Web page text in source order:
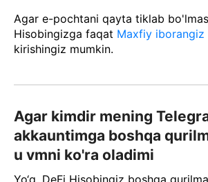
Agar e-pochtani qayta tiklab
Hisobingizga faqat Maxfiy iborangiz
kirishingiz mumkin.
Agar kimdir mening
akkauntimga boshqa
u vmni ko'ra oladimi
Yo‘q, DeFi Hisobingiz boshqa